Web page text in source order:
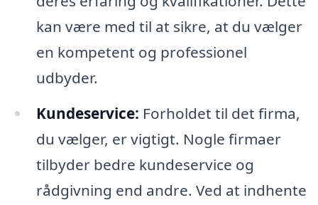
kan være med til at sikre, at du vælger
en kompetent og professionel
udbyder.
Kundeservice: Forholdet til det firma,
du vælger, er vigtigt. Nogle firmaer
tilbyder bedre kundeservice og
rådgivning end andre. Ved at indhente